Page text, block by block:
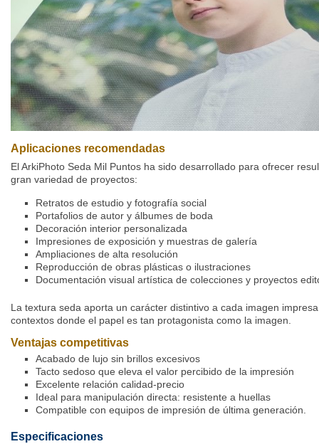
Aplicaciones recomendadas
El ArkiPhoto Seda Mil Puntos ha sido desarrollado para ofrecer
gran variedad de proyectos:
Retratos de estudio y fotografía social
Portafolios de autor y álbumes de boda
Decoración interior personalizada
Impresiones de exposición y muestras de galería
Ampliaciones de alta resolución
Reproducción de obras plásticas o ilustraciones
Documentación visual artística de colecciones y proyectos
La textura seda aporta un carácter distintivo a cada imagen
contextos donde el papel es tan protagonista como la imagen.
Ventajas competitivas
Acabado de lujo sin brillos excesivos
Tacto sedoso que eleva el valor percibido de la impresión
Excelente relación calidad-precio
Ideal para manipulación directa: resistente a huellas
Compatible con equipos de impresión de última generación.
Especificaciones